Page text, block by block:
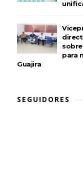
para
Guajira
SEGUIDORES